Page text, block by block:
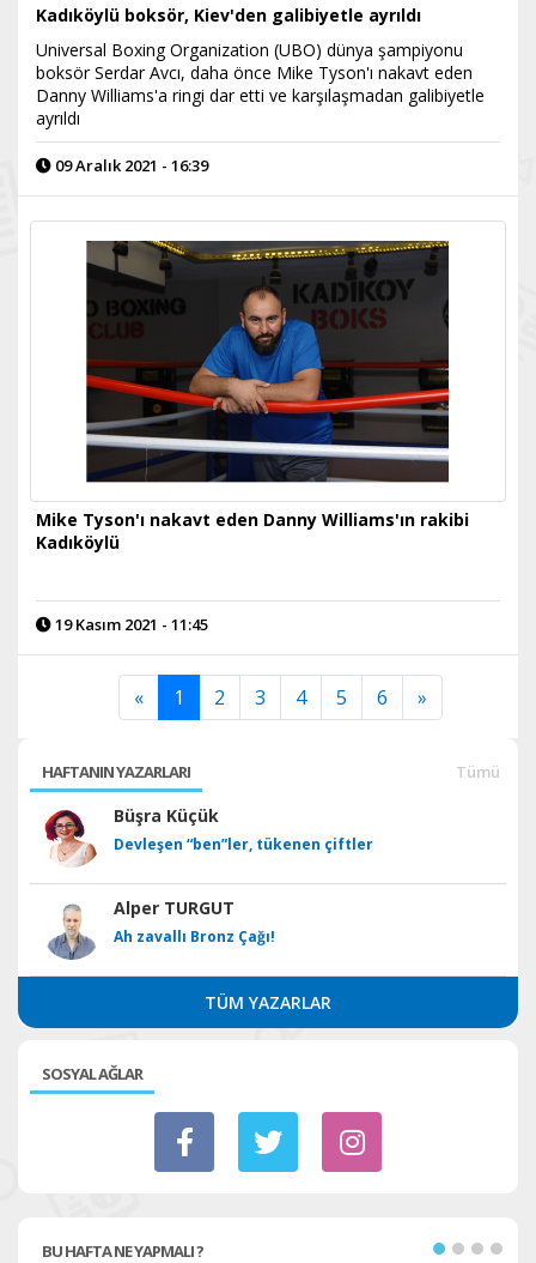
Kadıköylü boksör, Kiev'den galibiyetle ayrıldı
Universal Boxing Organization (UBO) dünya şampiyonu
boksör Serdar Avcı, daha önce Mike Tyson'ı nakavt eden
Danny Williams'a ringi dar etti ve karşılaşmadan galibiyetle
ayrıldı
09 Aralık 2021 - 16:39
Mike Tyson'ı nakavt eden Danny Williams'ın rakibi
Kadıköylü
19 Kasım 2021 - 11:45
« 1 2 3 4 5 6 »
HAFTANIN YAZARLARI Tümü
Büşra Küçük
Devleşen “ben”ler, tükenen çiftler
Alper TURGUT
Ah zavallı Bronz Çağı!
TÜM YAZARLAR
SOSYAL AĞLAR
BU HAFTA NE YAPMALI ?